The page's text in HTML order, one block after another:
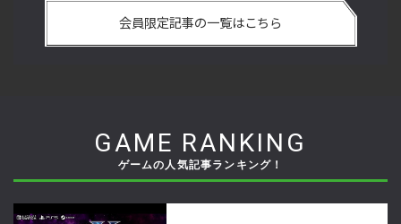
悟を決めたカワノ選手の攻略を解説！【ストーム久保のプロ
格闘ゲーマーのゲンバから！ 第49回】
会員限定記事の一覧はこちら
GAME RANKING
ゲームの人気記事ランキング！